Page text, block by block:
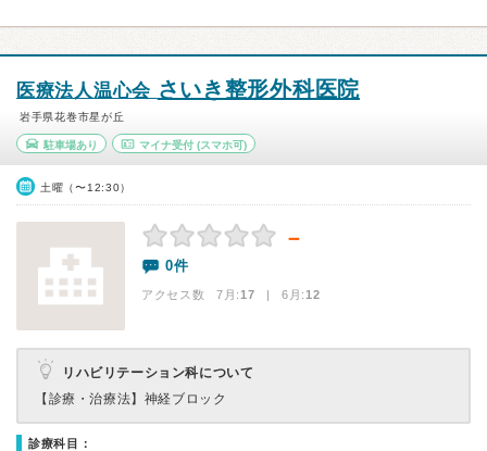
医療法人温心会 さいき整形外科医院
岩手県花巻市星が丘
駐車場あり マイナ受付(スマホ可)
土曜（〜12:30）
－
0件
アクセス数 7月:17 | 6月:12
リハビリテーション科について
【診療・治療法】 神経ブロック
診療科目：